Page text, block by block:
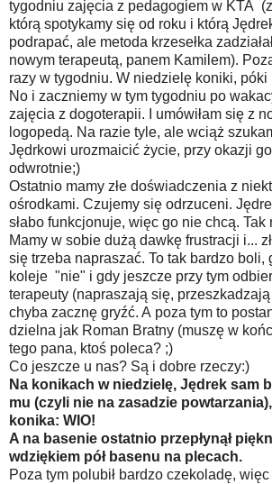
tygodniu zajęcia z pedagogiem w KTA
którą spotykamy się od roku i którą
podrapać, ale metoda krzesełka
nowym terapeutą, panem Kamilem).
razy w tygodniu. W niedzielę koniki, póki
No i zaczniemy w tym tygodniu po
zajęcia z dogoterapii. I umówiłam się z
logopedą. Na razie tyle, ale wciąż
Jędrkowi urozmaicić życie, przy okazji
odwrotnie;)
Ostatnio mamy złe doświadczenia z
ośrodkami. Czujemy się odrzuceni.
słabo funkcjonuje, więc go nie chcą. Tak
Mamy w sobie dużą dawkę frustracji i...
się trzeba napraszać. To tak bardzo boli,
koleje "nie" i gdy jeszcze przy tym
terapeuty (napraszają się, przeszkadzają
chyba zacznę gryźć. A poza tym to
dzielna jak Roman Bratny (muszę w
tego pana, ktoś poleca? ;)
Co jeszcze u nas? Są i dobre rzeczy:)
Na konikach w niedzielę, Jędrek sam
mu (czyli nie na zasadzie
konika: WIO!
A na basenie ostatnio przepłynął
wdziękiem pół basenu na plecach.
Poza tym polubił bardzo czekoladę,